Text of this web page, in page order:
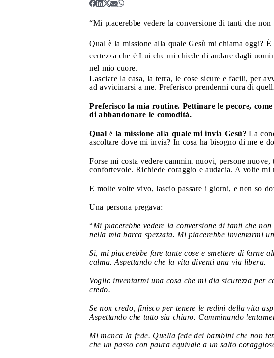
“Mi piacerebbe vedere la conversione di tanti che
Qual è la missione alla quale Gesù mi chiama oggi?
certezza che è Lui che mi chiede di andare dagli
nel mio cuore.
Lasciare la casa, la terra, le cose sicure e facili, per
ad avvicinarsi a me. Preferisco prendermi cura di
Preferisco la mia routine. Pettinare le pecore,
di abbandonare le comodità.
Qual è la missione alla quale mi invia Gesù? La
ascoltare dove mi invia? In cosa ha bisogno di me e
Forse mi costa vedere cammini nuovi, persone
confortevole. Richiede coraggio e audacia. A volte
E molte volte vivo, lascio passare i giorni, e non so
Una persona pregava:
“Mi piacerebbe vedere la conversione di tanti che
nella mia barca spezzata. Mi piacerebbe inventarmi
Sì, mi piacerebbe fare tante cose e smettere di farne
calma. Aspettando che la vita diventi una via libera.
Voglio inventarmi una cosa che mi dia sicurezza per
credo.
Se non credo, finisco per tenere le redini della vita
Aspettando che tutto sia chiaro. Camminando
Mi manca la fede. Quella fede dei bambini che non
che un passo con paura equivale a un salto